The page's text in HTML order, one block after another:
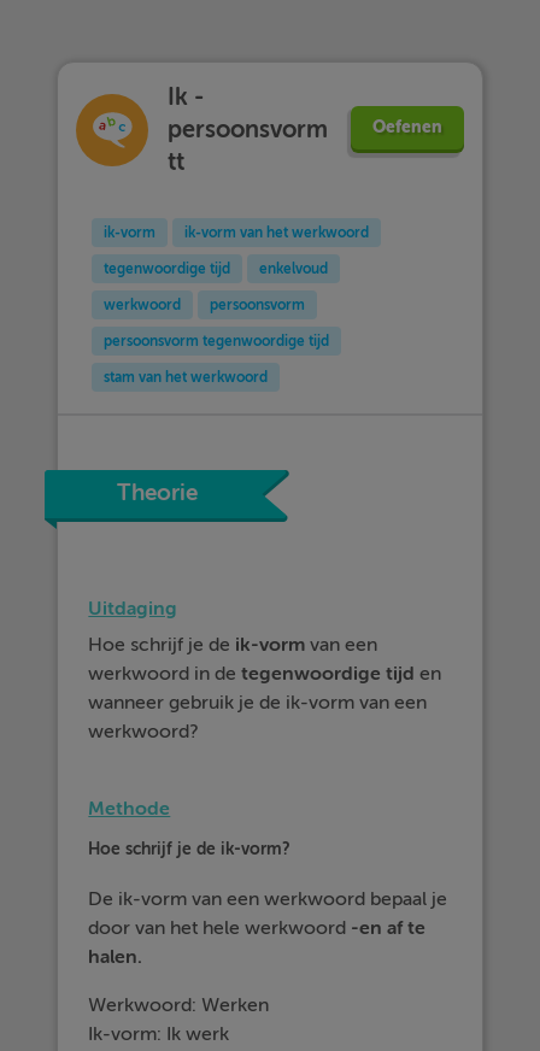
Ik -
persoonsvorm
tt
Oefenen
ik-vorm ik-vorm van het werkwoord
tegenwoordige tijd enkelvoud
werkwoord persoonsvorm
persoonsvorm tegenwoordige tijd
stam van het werkwoord
Theorie
Uitdaging
Hoe schrijf je de ik-vorm van een
werkwoord in detegenwoordige tijd en
wanneer gebruik je de ik-vorm van een
werkwoord?
Methode
Hoe schrijf je de ik-vorm?
De ik-vorm van een werkwoord bepaal je
door van het hele werkwoord -en af te
halen.
Werkwoord: Werken
Ik-vorm: Ik werk